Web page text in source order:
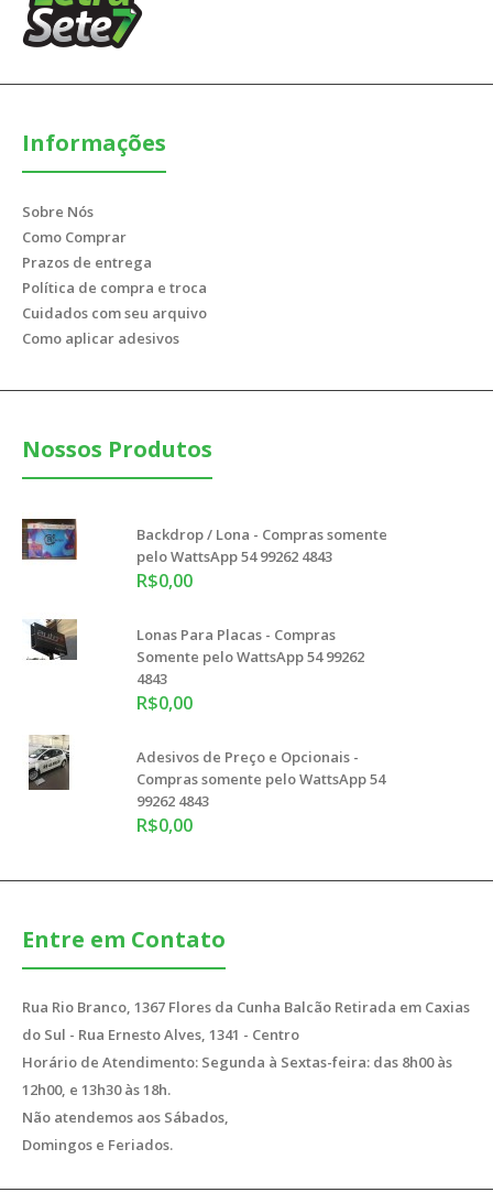
Informações
Sobre Nós
Como Comprar
Prazos de entrega
Política de compra e troca
Cuidados com seu arquivo
Como aplicar adesivos
Nossos Produtos
Backdrop / Lona - Compras somente
pelo WattsApp 54 99262 4843
R$0,00
Lonas Para Placas - Compras
Somente pelo WattsApp 54 99262
4843
R$0,00
Adesivos de Preço e Opcionais -
Compras somente pelo WattsApp 54
99262 4843
R$0,00
Entre em Contato
Rua Rio Branco, 1367 Flores da Cunha Balcão Retirada em Caxias
do Sul - Rua Ernesto Alves, 1341 - Centro
Horário de Atendimento: Segunda à Sextas-feira: das 8h00 às
12h00, e 13h30 às 18h.
Não atendemos aos Sábados,
Domingos e Feriados.